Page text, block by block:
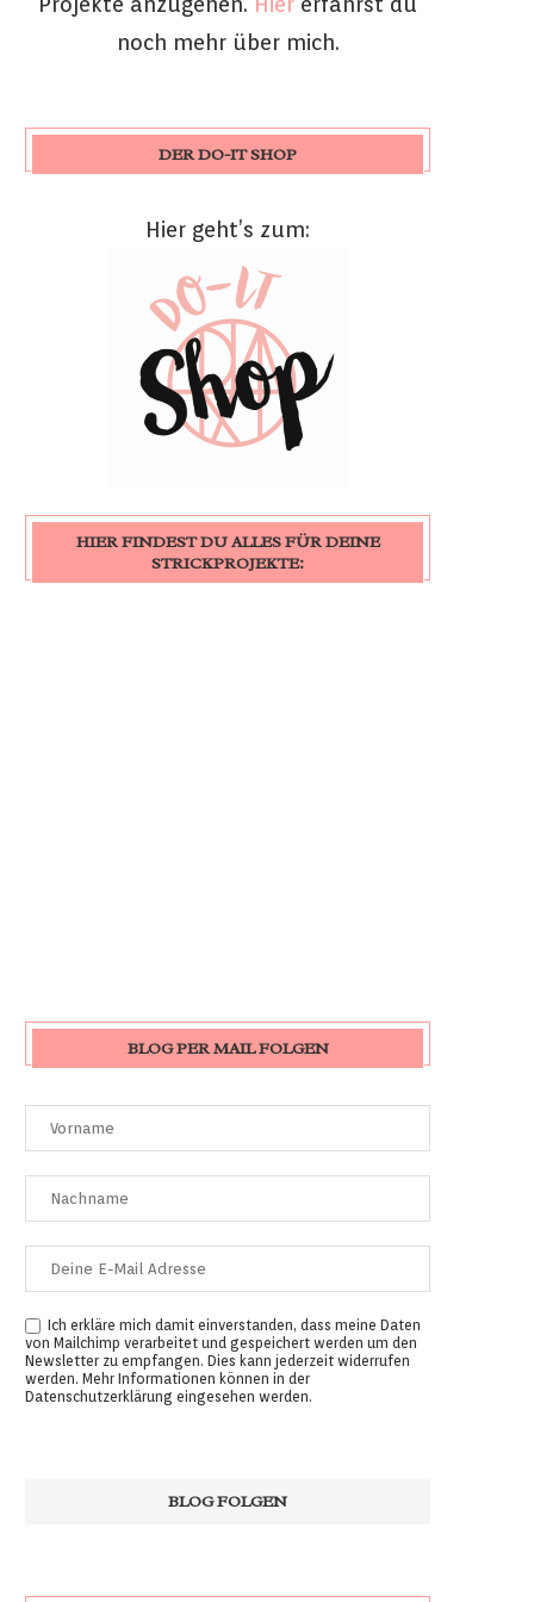
noch mehr über mich.
DER DO-IT SHOP
Hier geht’s zum:
HIER FINDEST DU ALLES FÜR DEINE
STRICKPROJEKTE:
BLOG PER MAIL FOLGEN
Ich erkläre mich damit einverstanden, dass meine Daten
von Mailchimp verarbeitet und gespeichert werden um den
Newsletter zu empfangen. Dies kann jederzeit widerrufen
werden. Mehr Informationen können in der
Datenschutzerklärung eingesehen werden.